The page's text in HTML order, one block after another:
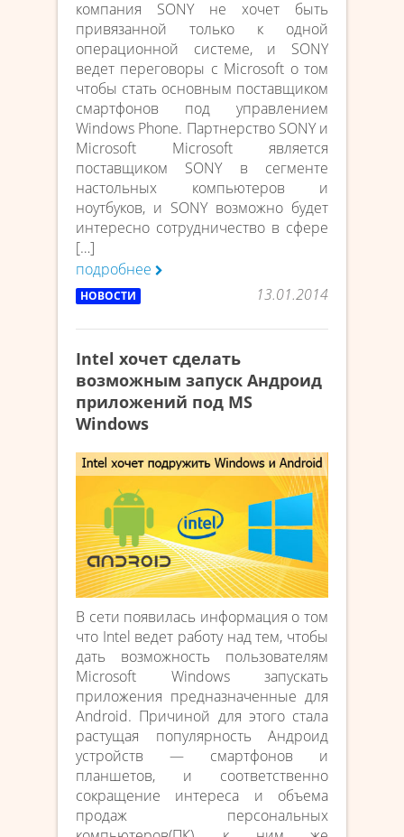
компания SONY не хочет быть
привязанной только к одной
операционной системе, и SONY
ведет переговоры с Microsoft о том
чтобы стать основным поставщиком
смартфонов под управлением
Windows Phone. Партнерство SONY и
Microsoft Microsoft является
поставщиком SONY в сегменте
настольных компьютеров и
ноутбуков, и SONY возможно будет
интересно сотрудничество в сфере
[…]
подробнее
НОВОСТИ 13.01.2014
Intel хочет сделать
возможным запуск Андроид
приложений под MS
Windows
В сети появилась информация о том
что Intel ведет работу над тем, чтобы
дать возможность пользователям
Microsoft Windows запускать
приложения предназначенные для
Android. Причиной для этого стала
растущая популярность Андроид
устройств — смартфонов и
планшетов, и соответственно
сокращение интереса и объема
продаж персональных